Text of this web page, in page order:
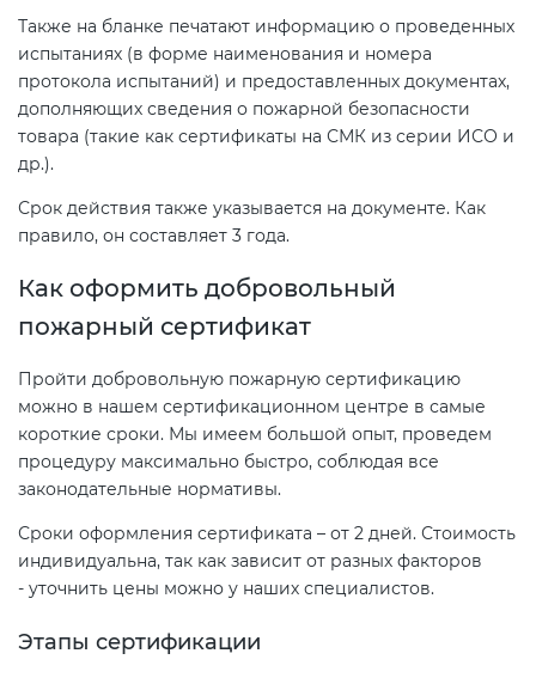
Также на бланке печатают информацию о проведенных
испытаниях (в форме наименования и номера
протокола испытаний) и предоставленных документах,
дополняющих сведения о пожарной безопасности
товара (такие как сертификаты на СМК из серии ИСО и
др.).
Срок действия также указывается на документе. Как
правило, он составляет 3 года.
Как оформить добровольный
пожарный сертификат
Пройти добровольную пожарную сертификацию
можно в нашем сертификационном центре в самые
короткие сроки. Мы имеем большой опыт, проведем
процедуру максимально быстро, соблюдая все
законодательные нормативы.
Сроки оформления сертификата – от 2 дней. Стоимость
индивидуальна, так как зависит от разных факторов
- уточнить цены можно у наших специалистов.
Этапы сертификации